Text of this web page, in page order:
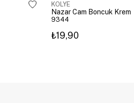
KOLYE
Nazar Cam Boncuk Krem
9344
₺19,90